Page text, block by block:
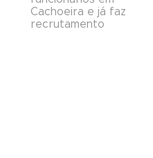
Cachoeira e já faz
recrutamento